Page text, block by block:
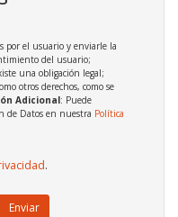
por el usuario y enviarle la
del usuario;
una obligación legal;
otros derechos, como se
Adicional: Puede
de Datos en nuestra Política
.
Enviar